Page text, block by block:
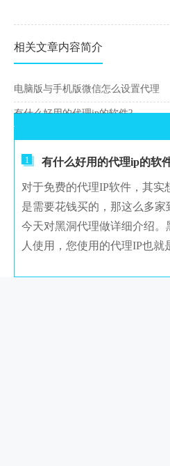
相关文章内容简介
电脑版与手机版微信怎么设置代理
有什么好用的代理ip的软件?
1 有什么好用的代理ip的软
对于免费的代理IP软件，其
是需要花钱买的，那这么多
今天对黑洞代理做详细介绍
人使用，您使用的代理IP也就